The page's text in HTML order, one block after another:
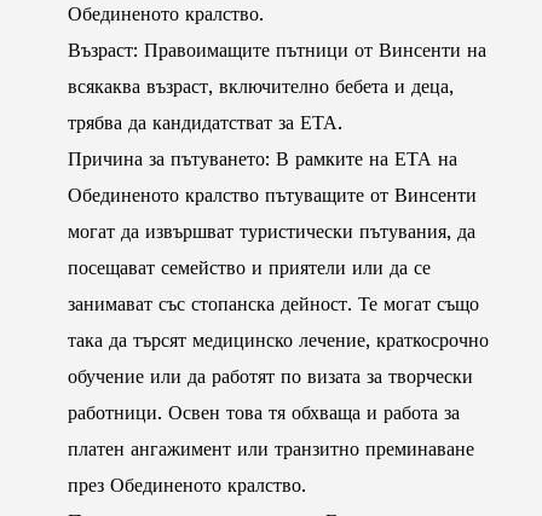
Обединеното кралство.
Възраст: Правоимащите пътници от Винсенти на
всякаква възраст, включително бебета и деца,
трябва да кандидатстват за ЕТА.
Причина за пътуването: В рамките на ЕТА на
Обединеното кралство пътуващите от Винсенти
могат да извършват туристически пътувания, да
посещават семейство и приятели или да се
занимават със стопанска дейност. Те могат също
така да търсят медицинско лечение, краткосрочно
обучение или да работят по визата за творчески
работници. Освен това тя обхваща и работа за
платен ангажимент или транзитно преминаване
през Обединеното кралство.